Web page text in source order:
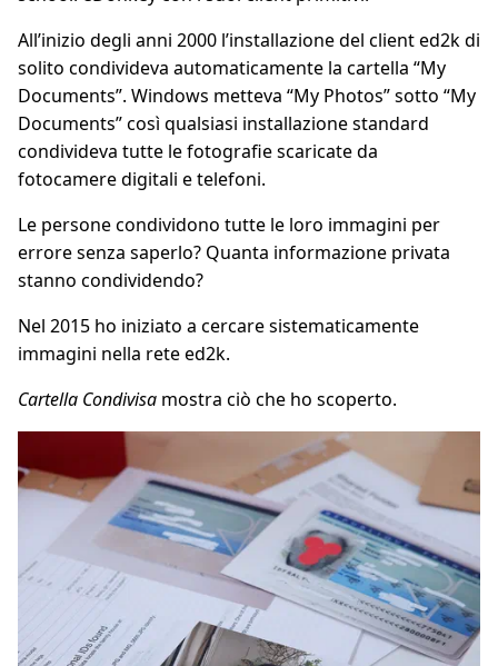
All’inizio degli anni 2000 l’installazione del client ed2k di
solito condivideva automaticamente la cartella “My
Documents”. Windows metteva “My Photos” sotto “My
Documents” così qualsiasi installazione standard
condivideva tutte le fotografie scaricate da
fotocamere digitali e telefoni.
Le persone condividono tutte le loro immagini per
errore senza saperlo? Quanta informazione privata
stanno condividendo?
Nel 2015 ho iniziato a cercare sistematicamente
immagini nella rete ed2k.
Cartella Condivisa mostra ciò che ho scoperto.